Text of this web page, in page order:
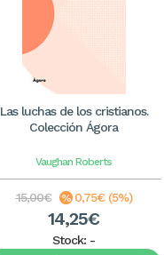
Las luchas de los cristianos.
Colección Ágora
Vaughan Roberts
15,00€ 0,75€ (5%)
14,25€
Stock: -